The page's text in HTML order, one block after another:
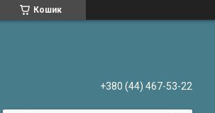
Кошик
+380 (44) 467-53-22